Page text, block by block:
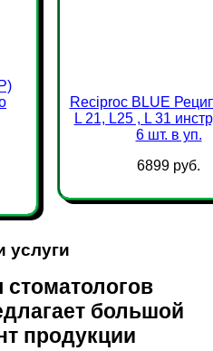
Reciproc BLUE
L 21, L25 , L 31
6 шт. в уп.
6899 руб.
услуги
стоматологов
большой
продукции